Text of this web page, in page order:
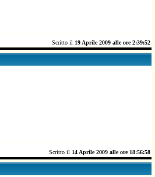
Scritto il 19 Aprile 2009 alle ore 2:39:52
Scritto il 14 Aprile 2009 alle ore 18:56:58